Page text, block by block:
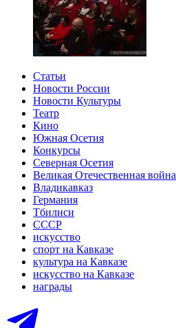
Статьи
Новости России
Новости Культуры
Театр
Кино
Южная Осетия
Конкурсы
Северная Осетия
Великая Отечественная война
Владикавказ
Германия
Тбилиси
СССР
искусство
спорт на Кавказе
культура на Кавказе
искусство на Кавказе
награды